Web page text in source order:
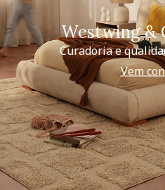
Westwing &
Curadoria e
Vem